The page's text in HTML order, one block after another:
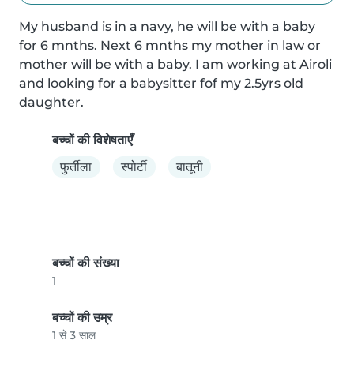
My husband is in a navy, he will be with a baby
for 6 mnths. Next 6 mnths my mother in law or
mother will be with a baby. I am working at Airoli
and looking for a babysitter fof my 2.5yrs old
daughter.
बच्चों की विशेषताएँ
फुर्तीला
स्पोर्टी बातूनी
बच्चों की संख्या
1
बच्चों की उम्र
1 से 3 साल